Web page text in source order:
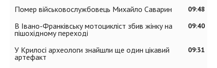
09:48
Помер військовослужбовець Михайло Саварин
09:40
В Івано-Франківську мотоцикліст збив жінку на
пішохідному переході
09:31
У Крилосі археологи знайшли ще один цікавий
артефакт